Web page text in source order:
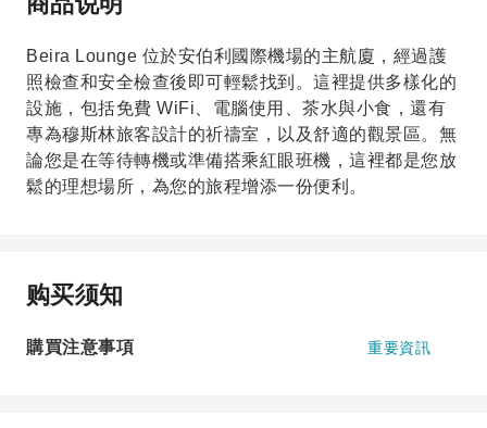
Beira Lounge 位於安伯利國際機場的主航廈，經過護
照檢查和安全檢查後即可輕鬆找到。這裡提供多樣化的
設施，包括免費 WiFi、電腦使用、茶水與小食，還有
專為穆斯林旅客設計的祈禱室，以及舒適的觀景區。無
論您是在等待轉機或準備搭乘紅眼班機，這裡都是您放
鬆的理想場所，為您的旅程增添一份便利。
购买须知
購買注意事項 重要資訊